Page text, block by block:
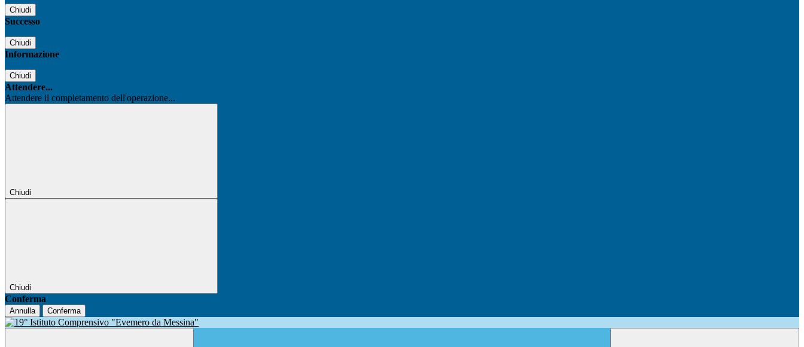
Chiudi
Successo
Chiudi
Informazione
Chiudi
Attendere...
Attendere il completamento dell'operazione...
Chiudi
Chiudi
Conferma
Annulla Conferma